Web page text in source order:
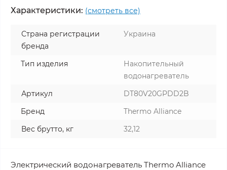
Характеристики: (смотреть все)
Страна регистрации
бренда
Украина
Тип изделия
Накопительный
водонагреватель
Артикул
DT80V20GPDD2B
Бренд
Thermo Alliance
Вес брутто, кг
32,12
Электрический водонагреватель Thermo Alliance